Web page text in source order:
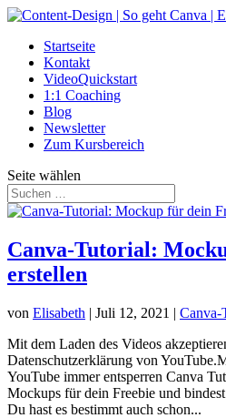
Startseite
Kontakt
VideoQuickstart
1:1 Coaching
Blog
Newsletter
Zum Kursbereich
Seite wählen
Canva-Tutorial:
erstellen
von Elisabeth | Juli 12, 2021 | Canva-
Mit dem Laden des Videos
Datenschutzerklärung von
YouTube immer entsperren Canva
Mockups für dein Freebie und
Du hast es bestimmt auch schon...